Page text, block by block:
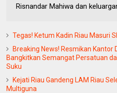
Risnandar Mahiwa dan
Tegas! Ketum Kadin Riau Masuri
Breaking News! Resmikan Kantor
Bangkitkan Semangat Persatuan
Suku
Kejati Riau Gandeng LAM Riau
Multiguna